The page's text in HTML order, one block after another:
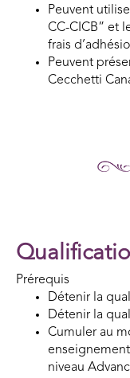
Peuvent
CC-CICB” et
frais
Peuvent
Cecchetti
Prérequis
Détenir la
Détenir la
Cumuler au
niveau